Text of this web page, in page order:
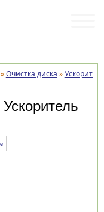
»Очистка диска »
Ускоритель